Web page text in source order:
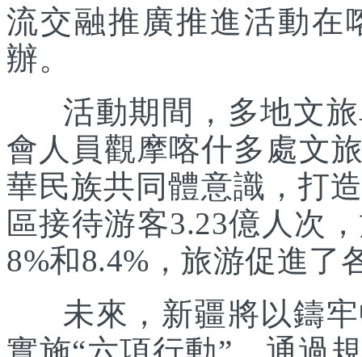
流交融推廣推進活動在
辦。
活動期間，多地文旅
會人員觀摩喀什多處文
華民族共同體意識，打
區接待游客3.23億人次
8%和8.4%，旅游促進了
未來，新疆將以鑄牢